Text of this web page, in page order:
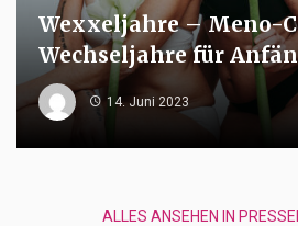
Wexxeljahre – Meno-
Wechseljahre für
14. Juni 2023
ALLES ANSEHEN IN